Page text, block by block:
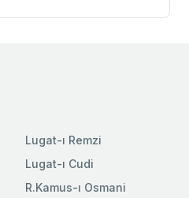
Lugat-ı Remzi
Lugat-ı Cudi
R.Kamus-ı Osmani